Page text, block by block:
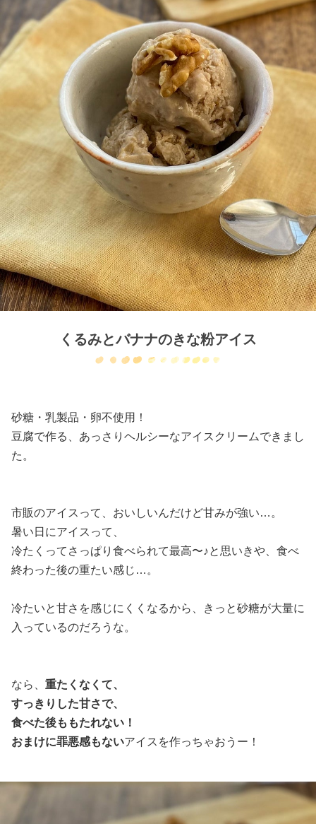
くるみとバナナのきな粉アイス
砂糖・乳製品・卵不使用！
豆腐で作る、あっさりヘルシーなアイスクリームできまし
た。
市販のアイスって、おいしいんだけど甘みが強い…。
暑い日にアイスって、
冷たくってさっぱり食べられて最高〜♪と思いきや、食べ
終わった後の重たい感じ…。
冷たいと甘さを感じにくくなるから、きっと砂糖が大量に
入っているのだろうな。
なら、 重たくなくて、
すっきりした甘さで、
食べた後ももたれない！
おまけに罪悪感もないアイスを作っちゃおうー！